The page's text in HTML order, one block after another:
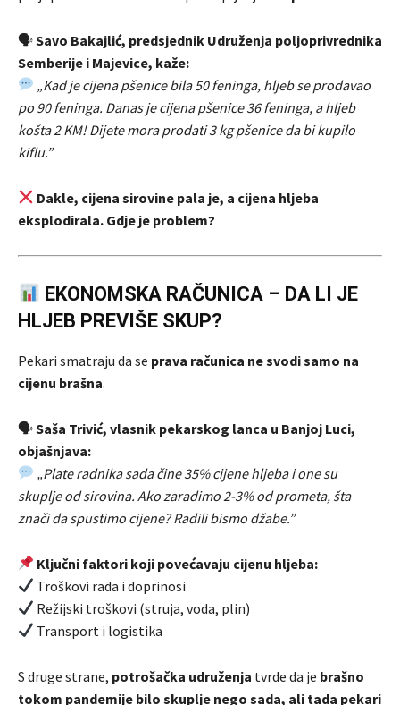
🗣Savo Bakajlić, predsjednik Udruženja poljoprivrednika
Semberije i Majevice, kaže:
„Kad je cijena pšenice bila 50 feninga, hljeb se prodavao
po 90 feninga. Danas je cijena pšenice 36 feninga, a hljeb
košta 2 KM! Dijete mora prodati 3 kg pšenice da bi kupilo
kiflu.”
Dakle, cijena sirovine pala je, a cijena hljeba
eksplodirala. Gdje je problem?
EKONOMSKA RAČUNICA – DA LI JE
HLJEB PREVIŠE SKUP?
Pekari smatraju da se prava računica ne svodi samo na
cijenu brašna.
🗣Saša Trivić, vlasnik pekarskog lanca u Banjoj Luci,
objašnjava:
„Plate radnika sada čine 35% cijene hljeba i one su
skuplje od sirovina. Ako zaradimo 2-3% od prometa, šta
znači da spustimo cijene? Radili bismo džabe.”
Ključni faktori koji povećavaju cijenu hljeba:
Troškovi rada i doprinosi
Režijski troškovi (struja, voda, plin)
Transport i logistika
S druge strane, potrošačka udruženja tvrde da je brašno
tokom pandemije bilo skuplje nego sada, ali tada pekari